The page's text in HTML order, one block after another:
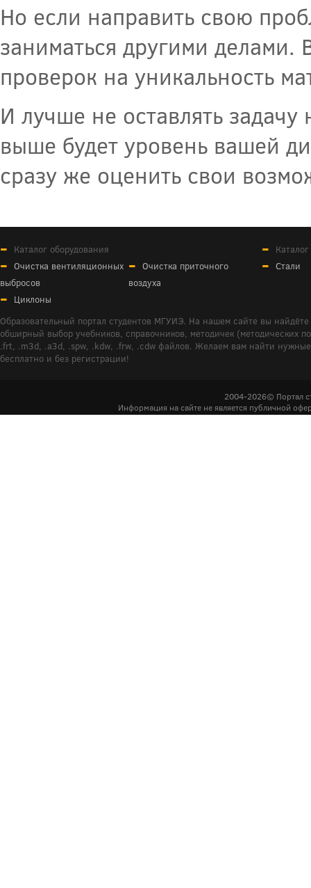
Но если направить свою
заниматься другими делами.
проверок на уникальность
И лучше не оставлять
выше будет уровень вашей
сразу же оценить свои
Каталог оборудования
Очистка вентиляционных
выбросов
Очистка приточного
воздуха
Циклоны
Стали
Образовательный портал студентов МГУИЭ. На нашем сайте вы
обширный выбор учебников, справочников, методичек (методических
.frt, .m3d, .a3d, .spw, .kdw, .frw, .cdw файлов. Желаем вам найти
бесплатно и без регистрации!
2004-2026© Портал
Информация на сайте не является публичной